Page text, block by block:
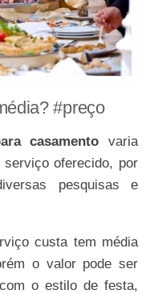
#preço
casamento varia
oferecido, por
pesquisas e
custa tem média
o valor pode ser
o estilo de festa,